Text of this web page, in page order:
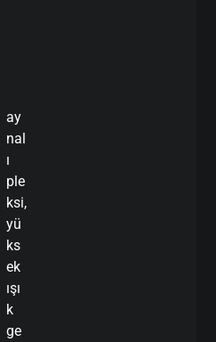
ay
nal
ı
ple
ksi,
yü
ks
ek
ışı
k
ge